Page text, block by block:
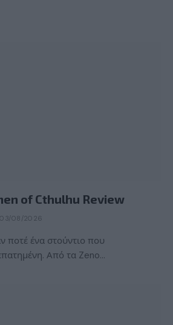
of Cthulhu Review
03/08/2026
ποτέ ένα στούντιο που
Από τα Zeno…